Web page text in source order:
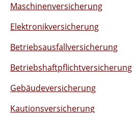
Maschinenversicherung
Elektronikversicherung
Betriebsausfallversicherung
Betriebshaftpflichtversicherung
Gebäudeversicherung
Kautionsversicherung